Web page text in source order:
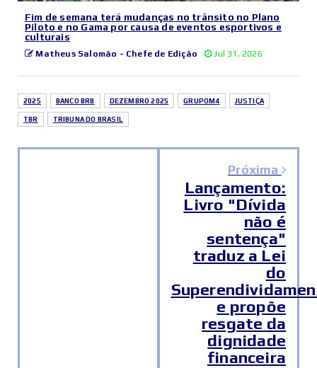
Fim de semana terá mudanças no trânsito no Plano
Piloto e no Gama por causa de eventos esportivos e
culturais
Matheus Salomão - Chefe de Edição Jul 31, 2026
2025 BANCO BRB DEZEMBRO 2025 GRUPOM4 JUSTIÇA
TBR TRIBUNA DO BRASIL
Próxima
Lançamento:
Livro "Dívida
não é
sentença"
traduz a Lei
do
e propõe
resgate da
dignidade
financeira